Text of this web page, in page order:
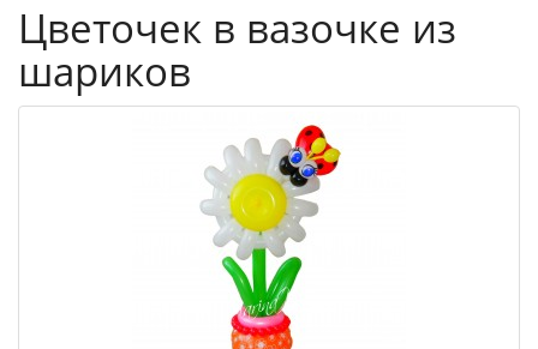
Цветочек в вазочке из
шариков